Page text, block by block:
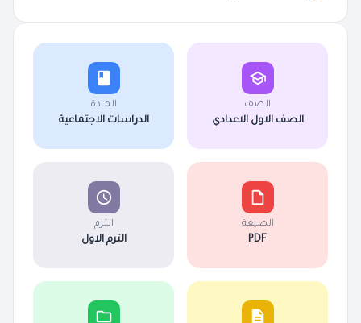
الصف
الصف الاول الاعدادي
المادة
الدراسات الاجتماعية
الصيغة
PDF
الترم
الترم الاول